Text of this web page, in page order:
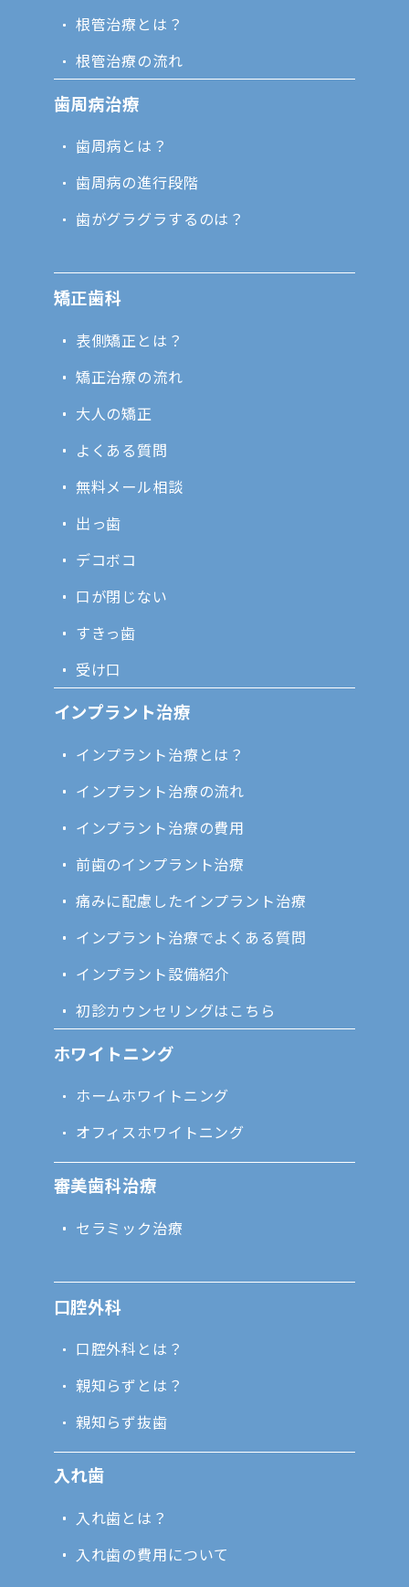
根管治療とは？
根管治療の流れ
歯周病治療
歯周病とは？
歯周病の進行段階
歯がグラグラするのは？
矯正歯科
表側矯正とは？
矯正治療の流れ
大人の矯正
よくある質問
無料メール相談
出っ歯
デコボコ
口が閉じない
すきっ歯
受け口
インプラント治療
インプラント治療とは？
インプラント治療の流れ
インプラント治療の費用
前歯のインプラント治療
痛みに配慮したインプラント治療
インプラント治療でよくある質問
インプラント設備紹介
初診カウンセリングはこちら
ホワイトニング
ホームホワイトニング
オフィスホワイトニング
審美歯科治療
セラミック治療
口腔外科
口腔外科とは？
親知らずとは？
親知らず抜歯
入れ歯
入れ歯とは？
入れ歯の費用について